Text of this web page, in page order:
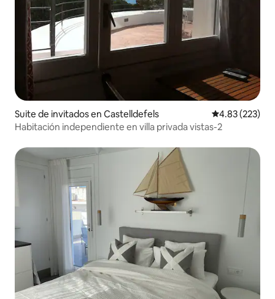
Suite de invitados en Castelldefels Calificación
4.83 (223)
Habitación independiente en villa privada vistas-2